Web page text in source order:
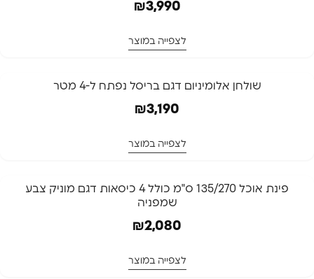
₪3,990
לצפייה במוצר
שולחן אלומיניום דגם בריסל נפתח ל-4 מטר
₪3,190
לצפייה במוצר
פינת אוכל 135/270 ס"מ כולל 4 כיסאות דגם מוניק צבע
שמפניה
₪2,080
לצפייה במוצר